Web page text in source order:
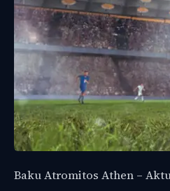
Baku Atromitos Athen –